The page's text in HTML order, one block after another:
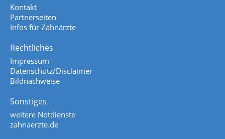
Kontakt
Partnerseiten
Infos für Zahnärzte
Rechtliches
Impressum
Datenschutz/Disclaimer
Bildnachweise
Sonstiges
weitere Notdienste
zahnaerzte.de